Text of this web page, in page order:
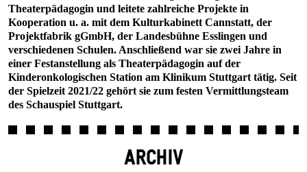
Theaterpädagogin und leitete zahlreiche Projekte in
Kooperation u. a. mit dem Kulturkabinett Cannstatt, der
Projektfabrik gGmbH, der Landesbühne Esslingen und
verschiedenen Schulen. Anschließend war sie zwei Jahre in
einer Festanstellung als Theaterpädagogin auf der
Kinderonkologischen Station am Klinikum Stuttgart tätig. Seit
der Spielzeit 2021/22 gehört sie zum festen Vermittlungsteam
des Schauspiel Stuttgart.
ARCHIV